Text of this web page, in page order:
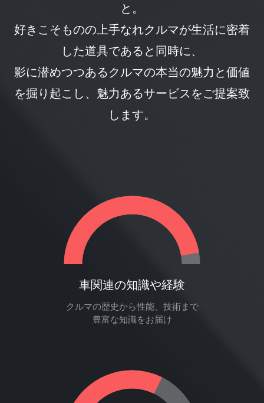
と。
好きこそものの上手なれクルマが生活に密着
した道具であると同時に、
影に潜めつつあるクルマの本当の魅力と価値
を掘り起こし、魅力あるサービスをご提案致
します。
車関連の知識や経験
クルマの歴史から性能、技術まで
豊富な知識をお届け
ヤ